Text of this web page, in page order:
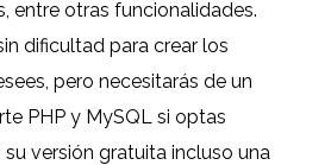
entre otras funcionalidades.
dificultad para crear los
pero necesitarás de un
PHP y MySQL si optas
su versión gratuita incluso una